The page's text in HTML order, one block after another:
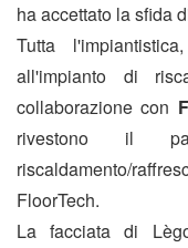
ha accettato la sfida
Tutta
all'impianto di
collaborazione con
rivestono il
riscaldamento/
FloorTech.
La facciata di